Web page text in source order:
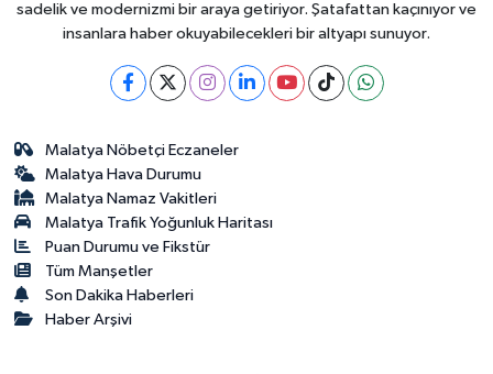
sadelik ve modernizmi bir araya getiriyor. Şatafattan kaçınıyor ve
insanlara haber okuyabilecekleri bir altyapı sunuyor.
Malatya Nöbetçi Eczaneler
Malatya Hava Durumu
Malatya Namaz Vakitleri
Malatya Trafik Yoğunluk Haritası
Puan Durumu ve Fikstür
Tüm Manşetler
Son Dakika Haberleri
Haber Arşivi